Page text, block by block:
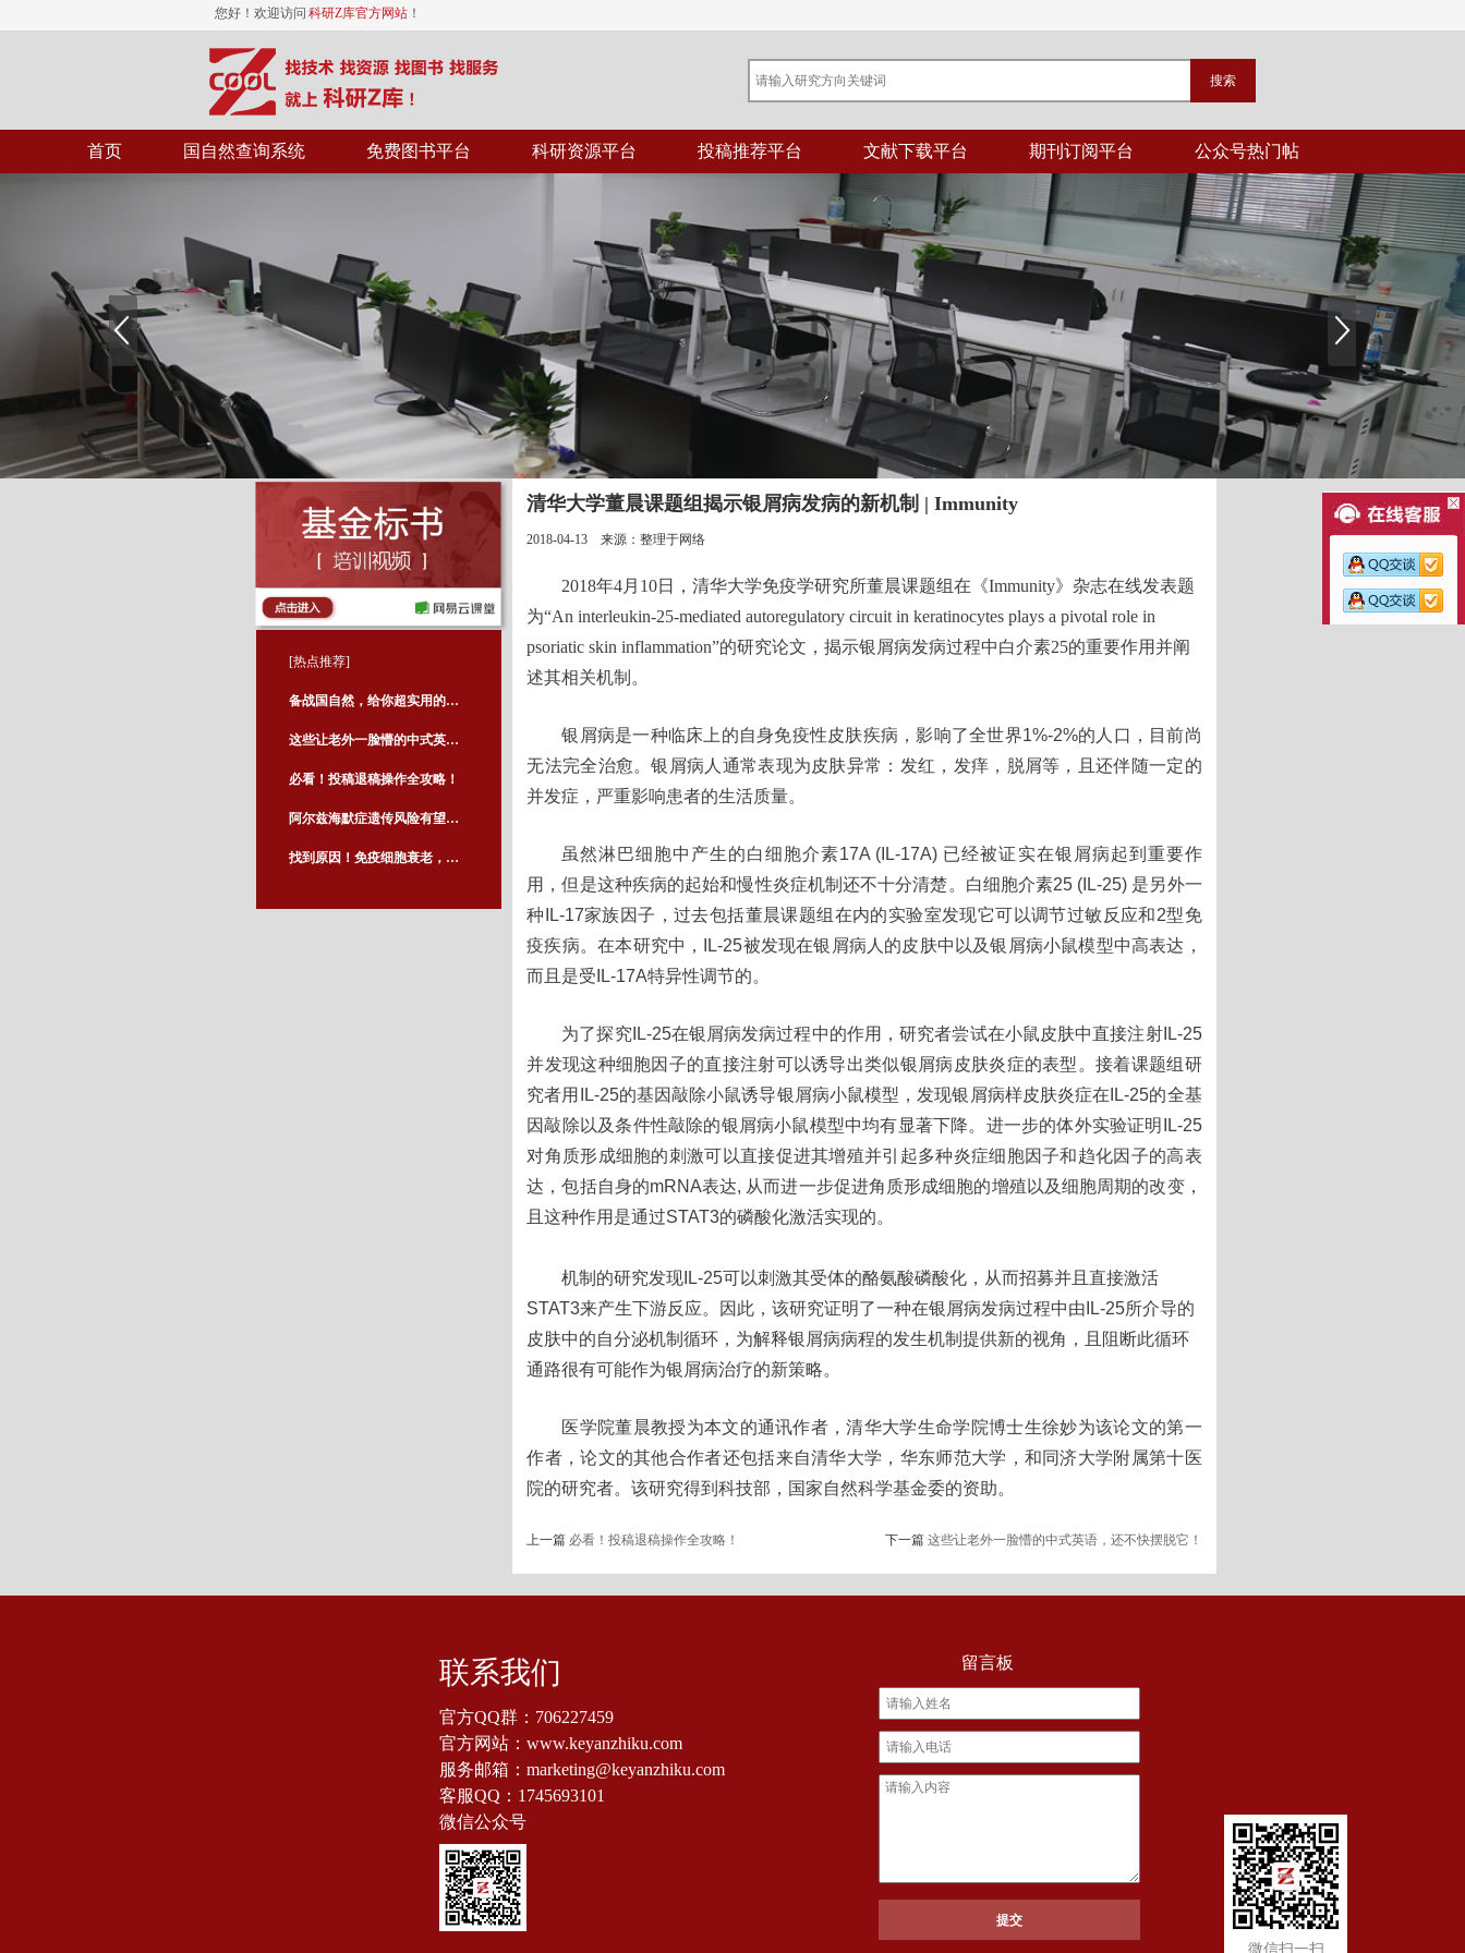
您好！欢迎访问 科研Z库官方网站 ！
首页 国自然查询系统 免费图书平台 科研资源平台 投稿推荐平台 文献下载平台 期刊订阅平台 公众号热门帖
[热点推荐]
备战国自然，给你超实用的技术路线图方案！
这些让老外一脸懵的中式英语，还不快摆脱它！
必看！投稿退稿操作全攻略！
阿尔兹海默症遗传风险有望被“纠正” | Nature子刊
找到原因！免疫细胞衰老，增加黄斑变性风险
清华大学董晨课题组揭示银屑病发病的新机制 | Immunity
2018-04-13 来源：整理于网络
2018年4月10日，清华大学免疫学研究所董晨课题组在《Immunity》杂志在线发表题
为“An interleukin-25-mediated autoregulatory circuit in keratinocytes plays a pivotal role in
psoriatic skin inflammation”的研究论文，揭示银屑病发病过程中白介素25的重要作用并阐
述其相关机制。
银屑病是一种临床上的自身免疫性皮肤疾病，影响了全世界1%-2%的人口，目前尚
无法完全治愈。银屑病人通常表现为皮肤异常：发红，发痒，脱屑等，且还伴随一定的
并发症，严重影响患者的生活质量。
虽然淋巴细胞中产生的白细胞介素17A (IL-17A) 已经被证实在银屑病起到重要作
用，但是这种疾病的起始和慢性炎症机制还不十分清楚。白细胞介素25 (IL-25) 是另外一
种IL-17家族因子，过去包括董晨课题组在内的实验室发现它可以调节过敏反应和2型免
疫疾病。在本研究中，IL-25被发现在银屑病人的皮肤中以及银屑病小鼠模型中高表达，
而且是受IL-17A特异性调节的。
为了探究IL-25在银屑病发病过程中的作用，研究者尝试在小鼠皮肤中直接注射IL-25
并发现这种细胞因子的直接注射可以诱导出类似银屑病皮肤炎症的表型。接着课题组研
究者用IL-25的基因敲除小鼠诱导银屑病小鼠模型，发现银屑病样皮肤炎症在IL-25的全基
因敲除以及条件性敲除的银屑病小鼠模型中均有显著下降。进一步的体外实验证明IL-25
对角质形成细胞的刺激可以直接促进其增殖并引起多种炎症细胞因子和趋化因子的高表
达，包括自身的mRNA表达, 从而进一步促进角质形成细胞的增殖以及细胞周期的改变，
且这种作用是通过STAT3的磷酸化激活实现的。
机制的研究发现IL-25可以刺激其受体的酪氨酸磷酸化，从而招募并且直接激活
STAT3来产生下游反应。因此，该研究证明了一种在银屑病发病过程中由IL-25所介导的
皮肤中的自分泌机制循环，为解释银屑病病程的发生机制提供新的视角，且阻断此循环
通路很有可能作为银屑病治疗的新策略。
医学院董晨教授为本文的通讯作者，清华大学生命学院博士生徐妙为该论文的第一
作者，论文的其他合作者还包括来自清华大学，华东师范大学，和同济大学附属第十医
院的研究者。该研究得到科技部，国家自然科学基金委的资助。
上一篇 必看！投稿退稿操作全攻略！ 下一篇 这些让老外一脸懵的中式英语，还不快摆脱它！
联系我们
官方QQ群： 706227459
官方网站：www.keyanzhiku.com
服务邮箱：marketing@keyanzhiku.com
客服QQ： 1745693101
微信公众号
留言板
微信扫一扫